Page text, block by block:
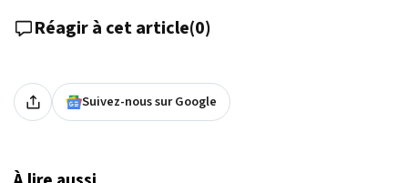
Réagir à cet article(0)
Suivez-nous sur Google